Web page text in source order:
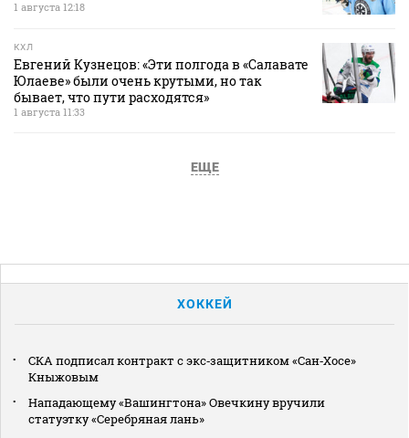
1 августа 12:18
КХЛ
Евгений Кузнецов: «Эти полгода в «Салавате
Юлаеве» были очень крутыми, но так
бывает, что пути расходятся»
1 августа 11:33
ЕЩЕ
ХОККЕЙ
СКА подписал контракт с экс‑защитником «Сан‑Хосе»
Кныжовым
Нападающему «Вашингтона» Овечкину вручили
статуэтку «Серебряная лань»